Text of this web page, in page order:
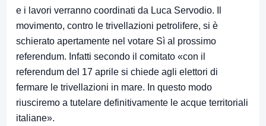
e i lavori verranno coordinati da Luca Servodio. Il
movimento, contro le trivellazioni petrolifere, si è
schierato apertamente nel votare Sì al prossimo
referendum. Infatti secondo il comitato «con il
referendum del 17 aprile si chiede agli elettori di
fermare le trivellazioni in mare. In questo modo
riusciremo a tutelare definitivamente le acque territoriali
italiane».